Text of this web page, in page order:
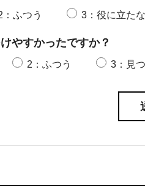
：ふつう 3：役に立た
やすかったですか？
2：ふつう 3：見